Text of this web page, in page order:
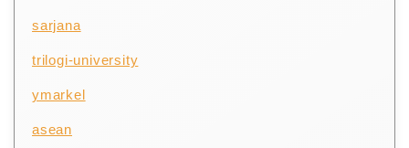
sarjana
trilogi-university
ymarkel
asean